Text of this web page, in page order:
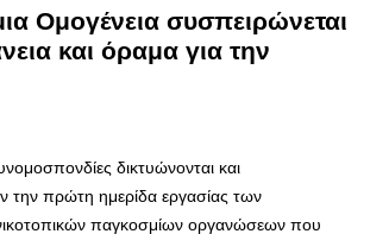
Ομογένεια συσπειρώνεται
και όραμα για την
δικτυώνονται και
την πρώτη ημερίδα εργασίας των
παγκοσμίων οργανώσεων που